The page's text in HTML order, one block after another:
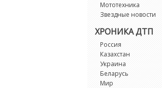
Мототехника
Звездные новости
ХРОНИКА ДТП
Россия
Казахстан
Украина
Беларусь
Мир